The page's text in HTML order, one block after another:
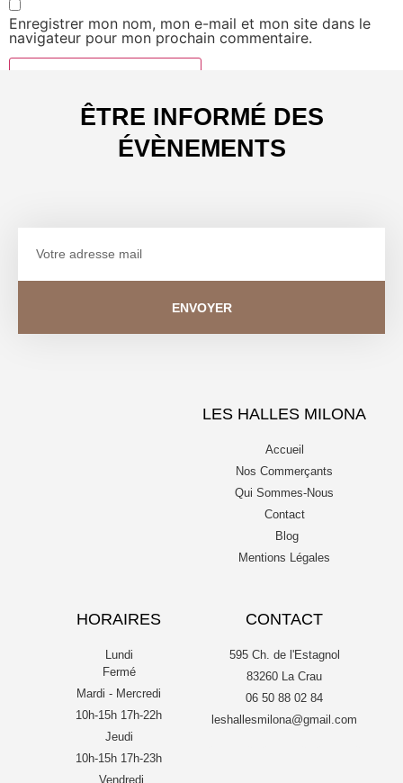
Enregistrer mon nom, mon e-mail et mon site dans le
navigateur pour mon prochain commentaire.
ÊTRE INFORMÉ DES
ÉVÈNEMENTS
ENVOYER
LES HALLES MILONA
Accueil
Nos Commerçants
Qui Sommes-Nous
Contact
Blog
Mentions Légales
HORAIRES
Lundi
Fermé
Mardi - Mercredi
10h-15h 17h-22h
Jeudi
10h-15h 17h-23h
Vendredi
CONTACT
595 Ch. de l'Estagnol
83260 La Crau
06 50 88 02 84
leshallesmilona@gmail.com